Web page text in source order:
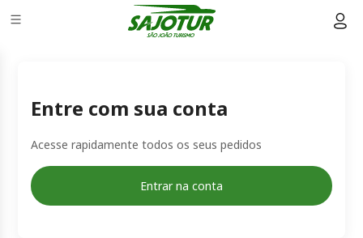
Entre com sua conta
Acesse rapidamente todos os seus pedidos
Entrar na conta